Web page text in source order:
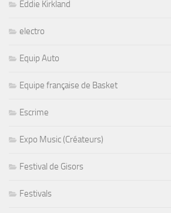
Eddie Kirkland
electro
Equip Auto
Equipe française de Basket
Escrime
Expo Music (Créateurs)
Festival de Gisors
Festivals